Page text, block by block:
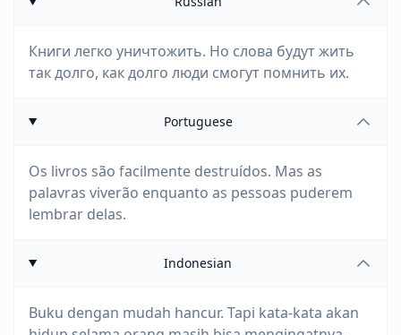
Книги легко уничтожить. Но слова будут жить
так долго, как долго люди смогут помнить их.
Portuguese
Os livros são facilmente destruídos. Mas as
palavras viverão enquanto as pessoas puderem
lembrar delas.
Indonesian
Buku dengan mudah hancur. Tapi kata-kata akan